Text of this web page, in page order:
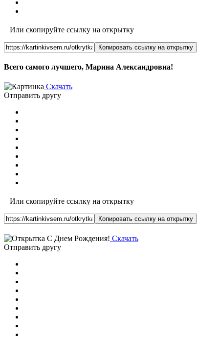
Или скопируйте ссылку на открытку
Копировать ссылку на открытку
Всего самого лучшего, Марина Александровна!
Скачать
Отправить другу
Или скопируйте ссылку на открытку
Копировать ссылку на открытку
Скачать
Отправить другу